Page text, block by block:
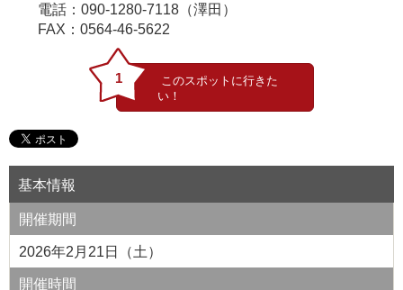
電話：090-1280-7118（澤田）
FAX：0564-46-5622
1
基本情報
開催期間
2026年2月21日（土）
開催時間